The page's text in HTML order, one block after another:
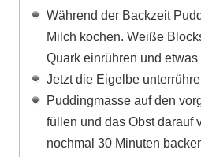
Während der Backzeit
Milch kochen. Weiße
Quark einrühren und
Jetzt die Eigelbe
Puddingmasse auf den
füllen und das Obst darauf
nochmal 30 Minuten